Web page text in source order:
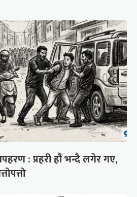
: प्रहरी हौं भन्दै लगेर गए,